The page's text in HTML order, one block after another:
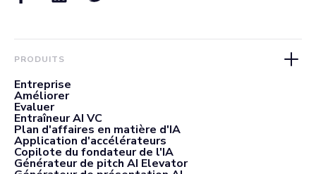
PRODUITS
Entreprise
Améliorer
Evaluer
Entraîneur AI VC
Plan d'affaires en matière d'IA
Application d'accélérateurs
Copilote du fondateur de l'IA
Générateur de pitch AI Elevator